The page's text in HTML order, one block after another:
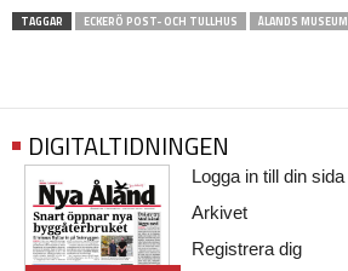
TAGGAR ECKERÖ POST- OCH TULLHUS ÅLANDS MUSEUM
DIGITALTIDNINGEN
Logga in till din sida
Arkivet
Registrera dig